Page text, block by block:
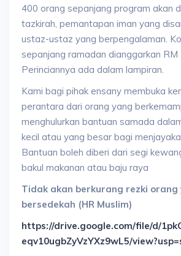
400 orang sepanjang program akan
tazkirah, pemantapan iman yang
ustaz-ustaz yang berpengalaman.
sepanjang ramadan dianggarkan RM
Perinciannya ada dalam lampiran.
Kami bagi pihak ensany membuka
perantara dari orang yang
menghulurkan bantuan samada
kecil atau yang besar bagi
Bantuan boleh diberi dari segi
bakul makanan atau baju raya
Tidak akan berkurang rezki orang
bersedekah (HR Muslim)
https://drive.google.com/file/d/
eqv10ugbZyVzYXz9wL5/